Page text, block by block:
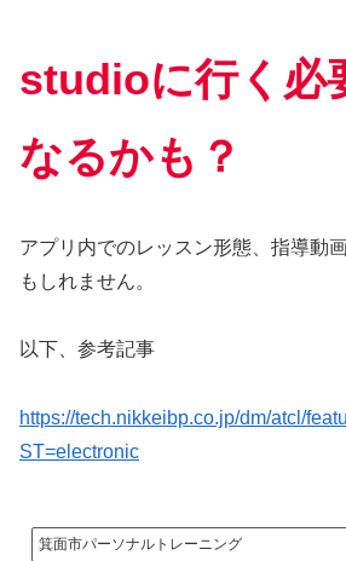
studioに行く必
なるかも？
アプリ内でのレッスン形態、指導動
もしれません。
以下、参考記事
https://tech.nikkeibp.co.jp/dm/atcl/
ST=electronic
箕面市パーソナルトレーニング